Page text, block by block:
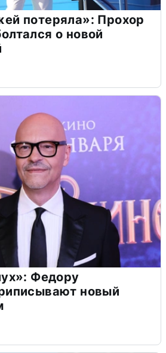
потеряла»: Прохор
о новой
Федору
новый